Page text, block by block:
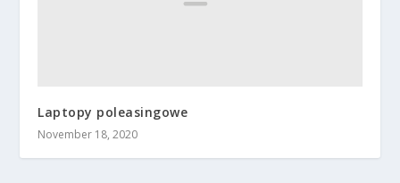
Laptopy poleasingowe
November 18, 2020